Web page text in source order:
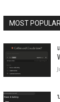
MOST POPULAR